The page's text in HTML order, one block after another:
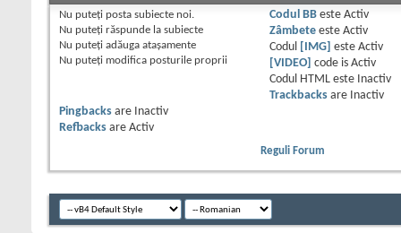
Nu puteţi posta subiecte noi.
Nu puteţi răspunde la subiecte
Nu puteţi adăuga ataşamente
Nu puteţi modifica posturile proprii
Codul BBeste Activ
Zâmbeteeste Activ
Codul
[IMG] este Activ
[VIDEO]
code is Activ
Codul HTML este
Inactiv
Trackbacksare
Inactiv
Pingbacks are
Inactiv
Refbacks are Activ
Reguli Forum